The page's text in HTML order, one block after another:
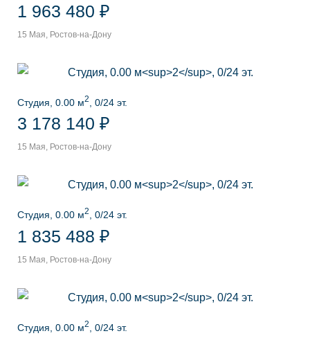
1 963 480 ₽
15 Мая, Ростов-на-Дону
Студия, 0.00 м2 , 0/24 эт.
3 178 140 ₽
15 Мая, Ростов-на-Дону
Студия, 0.00 м2 , 0/24 эт.
1 835 488 ₽
15 Мая, Ростов-на-Дону
Студия, 0.00 м2 , 0/24 эт.